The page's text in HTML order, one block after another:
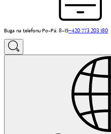
Buga na telefonu Po–Pá: 8–15+420 773 203 180